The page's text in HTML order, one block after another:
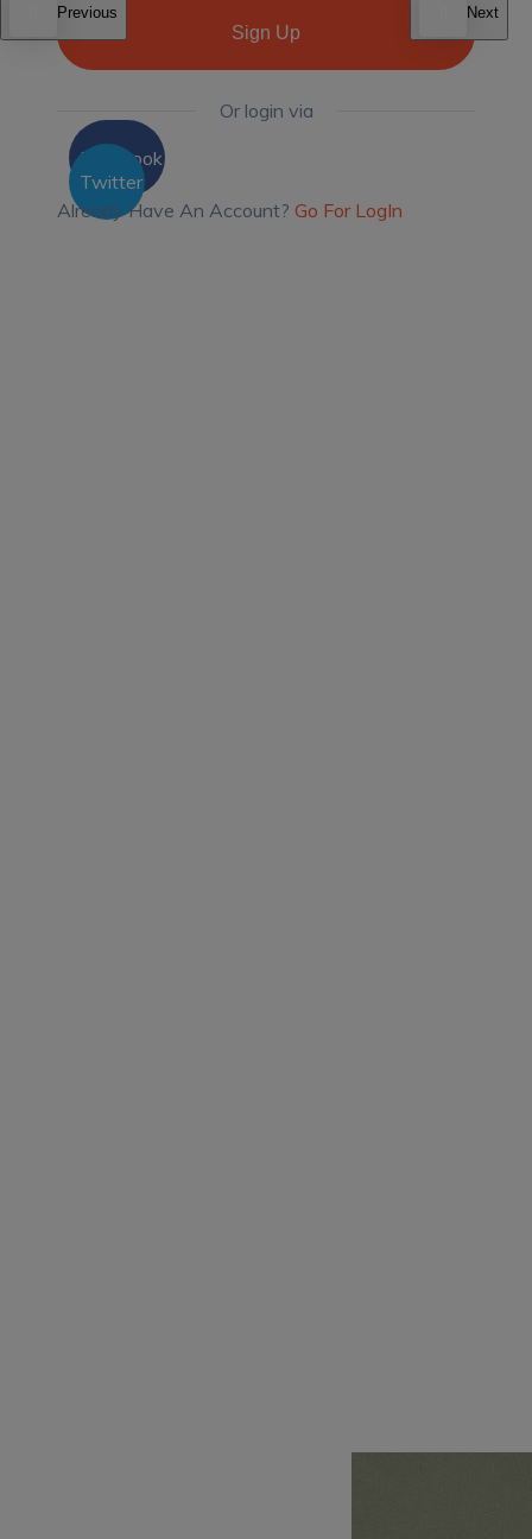
Previous Next
Sign Up
Or login via
Facebook
Twitter
Already Have An Account? Go For LogIn